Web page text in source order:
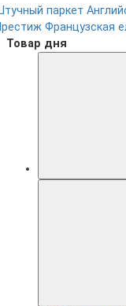
паркет
Французская
Товар дня